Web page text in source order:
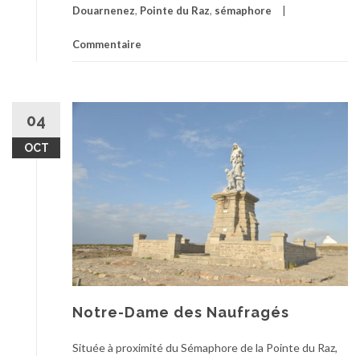
Douarnenez, Pointe du Raz, sémaphore
Commentaire
04
OCT
Notre-Dame des Naufragés
Située à proximité du Sémaphore de la Pointe du Raz,